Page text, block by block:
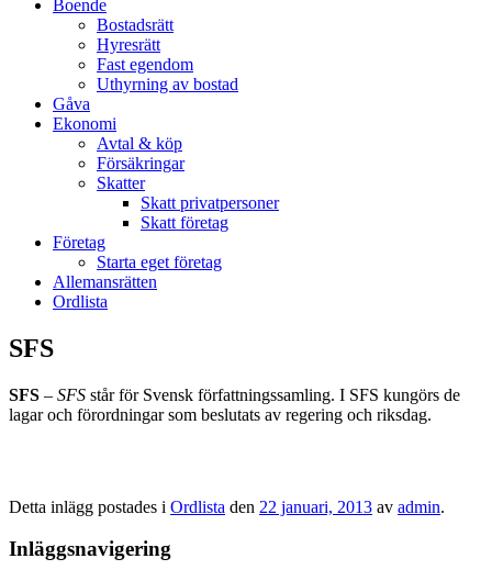
Boende
Bostadsrätt
Hyresrätt
Fast egendom
Uthyrning av bostad
Gåva
Ekonomi
Avtal & köp
Försäkringar
Skatter
Skatt privatpersoner
Skatt företag
Företag
Starta eget företag
Allemansrätten
Ordlista
SFS
SFS – SFS står för Svensk författningssamling. I SFS kungörs de
lagar och förordningar som beslutats av regering och riksdag.
Detta inlägg postades i Ordlista den 22 januari, 2013 av admin.
Inläggsnavigering